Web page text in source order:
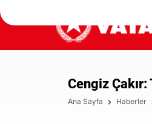
Cengiz
Ana Sayfa Haberler